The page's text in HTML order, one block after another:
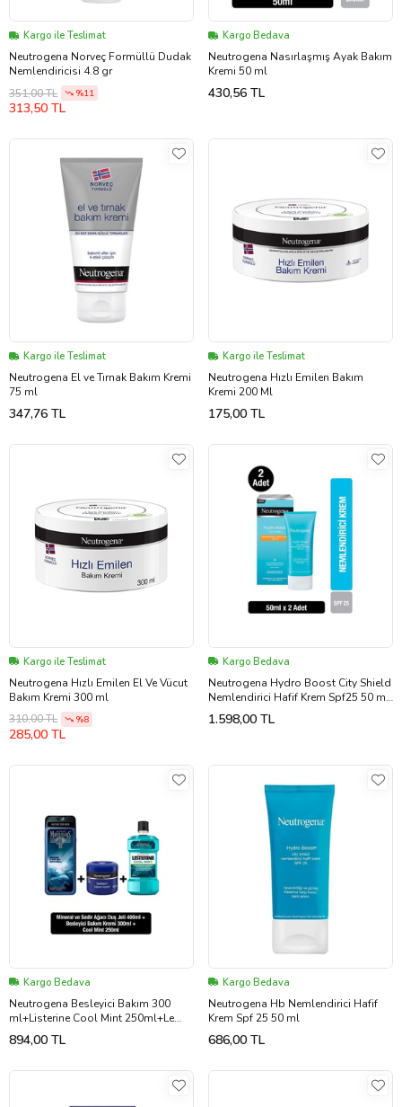
Kargo ile Teslimat
Neutrogena Norveç Formüllü Dudak
Nemlendiricisi 4.8 gr
351,00 TL
%11
313,50 TL
Kargo Bedava
Neutrogena Nasırlaşmış Ayak Bakım
Kremi 50 ml
430,56 TL
Kargo ile Teslimat
Neutrogena El ve Tırnak Bakım Kremi
75 ml
347,76 TL
Kargo ile Teslimat
Neutrogena Hızlı Emilen Bakım
Kremi 200 Ml
175,00 TL
Kargo ile Teslimat
Neutrogena Hızlı Emilen El Ve Vücut
Bakım Kremi 300 ml
310,00 TL
%8
285,00 TL
Kargo Bedava
Neutrogena Hydro Boost City Shield
Nemlendirici Hafif Krem Spf25 50 ml
x2
1.598,00 TL
Kargo Bedava
Neutrogena Besleyici Bakım 300
ml+Listerine Cool Mint 250ml+Le
Petit Marseillais Mineral Sedir 400ml
894,00 TL
Kargo Bedava
Neutrogena Hb Nemlendirici Hafif
Krem Spf 25 50 ml
686,00 TL